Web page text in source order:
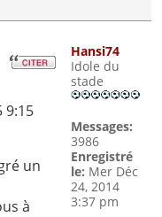
9:15
un
à
Hansi74
Idole du
stade
Messages:
3986
Enregistré
le: Mer Déc
24, 2014
3:37 pm